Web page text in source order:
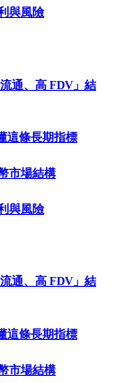
與風險
通、高 FDV」結
這條長期指標
市場結構
與風險
通、高 FDV」結
這條長期指標
市場結構